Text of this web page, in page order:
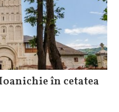
în cetatea